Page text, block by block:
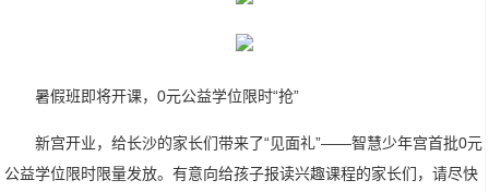
暑假班即将开课，0元公益学位限时“抢”
新宫开业，给长沙的家长们带来了“见面礼”——智慧少年宫首批0元
公益学位限时限量发放。有意向给孩子报读兴趣课程的家长们，请尽快